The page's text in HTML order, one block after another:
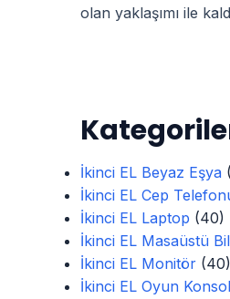
olan yaklaşımı ile
İkinci EL Beyaz Eşya
İkinci EL Cep
İkinci EL Laptop (40)
İkinci EL Masaüstü
İkinci EL Monitör (40)
İkinci EL Oyun